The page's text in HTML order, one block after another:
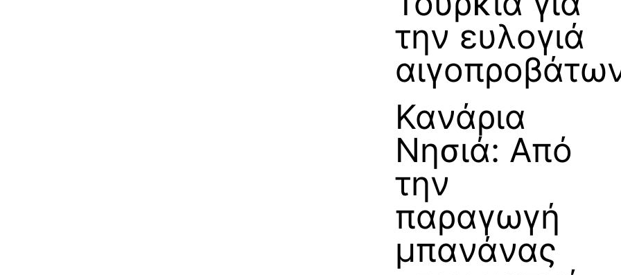
την ευλογιά
Κανάρια
Νησιά: Από
την
παραγωγή
μπανάνας